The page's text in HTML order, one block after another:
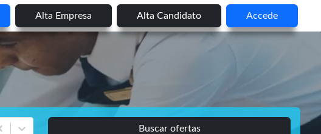
Alta Empresa Alta Candidato Accede
Buscar ofertas